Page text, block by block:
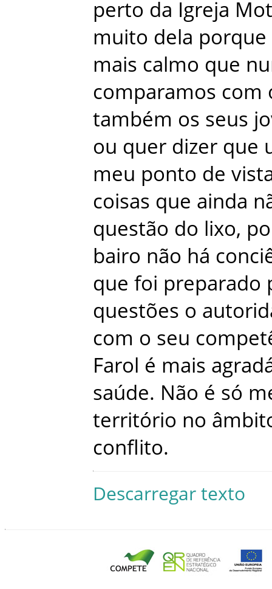
perto da Igreja
muito dela porque
mais calmo que
comparamos com
também os seus
ou quer dizer que
meu ponto de
coisas que ainda
questão do lixo,
bairo não há
que foi preparado
questões o
com o seu
Farol é mais
saúde. Não é só
território no
conflito.
Descarregar texto